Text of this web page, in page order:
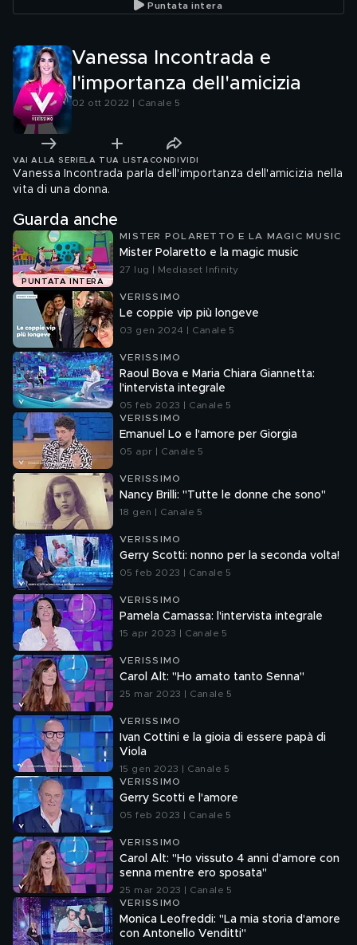
Puntata intera
Vanessa Incontrada e
l'importanza dell'amicizia
02 ott 2022 | Canale 5
VAI ALLA SERIE LA TUA LISTA CONDIVIDI
Vanessa Incontrada parla dell'importanza dell'amicizia nella
vita di una donna.
Guarda anche
PUNTATA INTERA
MISTER POLARETTO E LA MAGIC MUSIC
Mister Polaretto e la magic music
27 lug | Mediaset Infinity
VERISSIMO
Le coppie vip più longeve
03 gen 2024 | Canale 5
VERISSIMO
Raoul Bova e Maria Chiara Giannetta:
l'intervista integrale
05 feb 2023 | Canale 5
VERISSIMO
Emanuel Lo e l'amore per Giorgia
05 apr | Canale 5
VERISSIMO
Nancy Brilli: "Tutte le donne che sono"
18 gen | Canale 5
VERISSIMO
Gerry Scotti: nonno per la seconda volta!
05 feb 2023 | Canale 5
VERISSIMO
Pamela Camassa: l'intervista integrale
15 apr 2023 | Canale 5
VERISSIMO
Carol Alt: "Ho amato tanto Senna"
25 mar 2023 | Canale 5
VERISSIMO
Ivan Cottini e la gioia di essere papà di
Viola
15 gen 2023 | Canale 5
VERISSIMO
Gerry Scotti e l'amore
05 feb 2023 | Canale 5
VERISSIMO
Carol Alt: "Ho vissuto 4 anni d'amore con
senna mentre ero sposata"
25 mar 2023 | Canale 5
VERISSIMO
Monica Leofreddi: "La mia storia d'amore
con Antonello Venditti"